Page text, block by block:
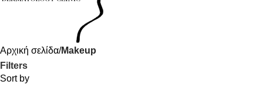
Αρχική σελίδα Makeup
Filters
Sort by